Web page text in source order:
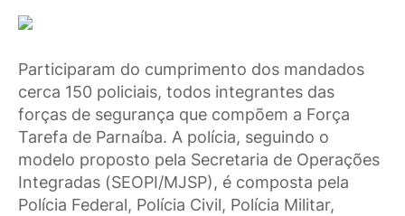
Participaram do cumprimento dos mandados
cerca 150 policiais, todos integrantes das
forças de segurança que compõem a Força
Tarefa de Parnaíba. A polícia, seguindo o
modelo proposto pela Secretaria de Operações
Integradas (SEOPI/MJSP), é composta pela
Polícia Federal, Polícia Civil, Polícia Militar,